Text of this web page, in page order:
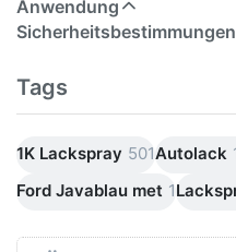
Anwendung
Sicherheitsbestimmungen
Tags
1K Lackspray 501Autolack
Ford Javablau met 1